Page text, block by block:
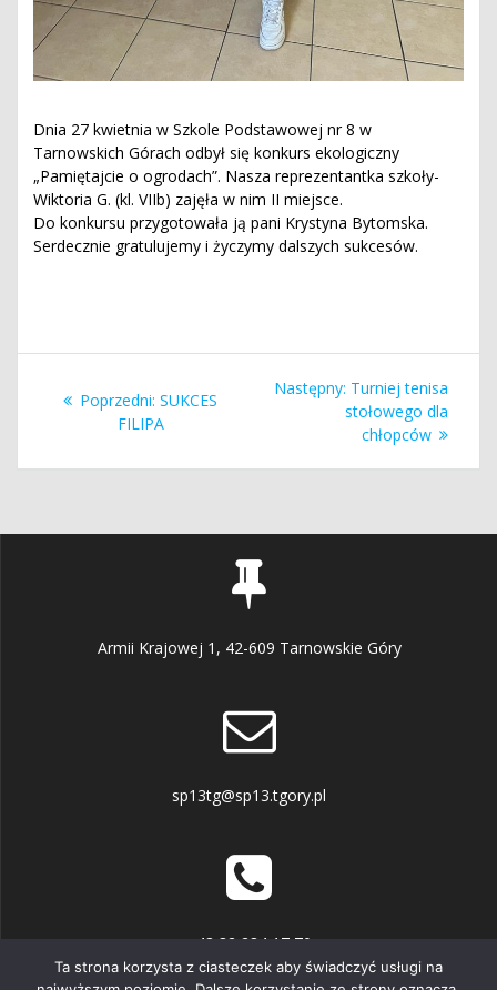
Dnia 27 kwietnia w Szkole Podstawowej nr 8 w
Tarnowskich Górach odbył się konkurs ekologiczny
„Pamiętajcie o ogrodach”. Nasza reprezentantka szkoły-
Wiktoria G. (kl. VIIb) zajęła w nim II miejsce.
Do konkursu przygotowała ją pani Krystyna Bytomska.
Serdecznie gratulujemy i życzymy dalszych sukcesów.
wpisu
Poprzedni: Poprzedni
wpis:
SUKCES
FILIPA
Następny: Następny
wpis:
Turniej tenisa
stołowego dla
chłopców
Armii Krajowej 1, 42-609 Tarnowskie Góry
sp13tg@sp13.tgory.pl
+48 32 284 17 70
Ta strona korzysta z ciasteczek aby świadczyć usługi na